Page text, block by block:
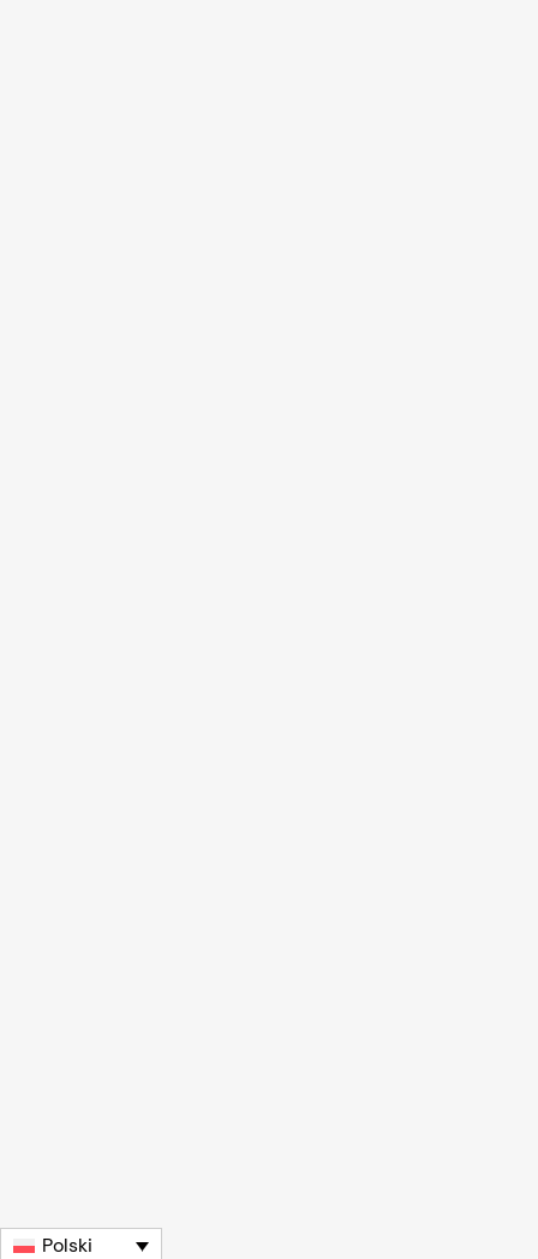
Polski